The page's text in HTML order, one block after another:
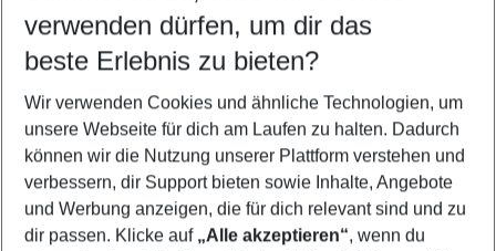
Flug & Hotel Magalluf
Pauschalreisen Magalluf
Familienurlaub Magalluf
Frübucher Angebote Magalluf für 2026
Urlaub Magalluf
verwenden dürfen, um dir das
beste Erlebnis zu bieten?
Wir verwenden Cookies und ähnliche Technologien, um
unsere Webseite für dich am Laufen zu halten. Dadurch
können wir die Nutzung unserer Plattform verstehen und
verbessern, dir Support bieten sowie Inhalte, Angebote
und Werbung anzeigen, die für dich relevant sind und zu
dir passen. Klicke auf „Alle akzeptieren“, wenn du